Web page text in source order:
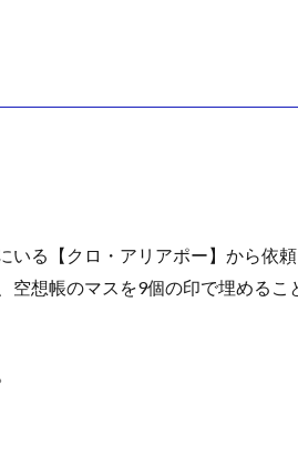
いる【クロ・アリアポー】から依頼
想帳のマスを9個の印で埋めるこ